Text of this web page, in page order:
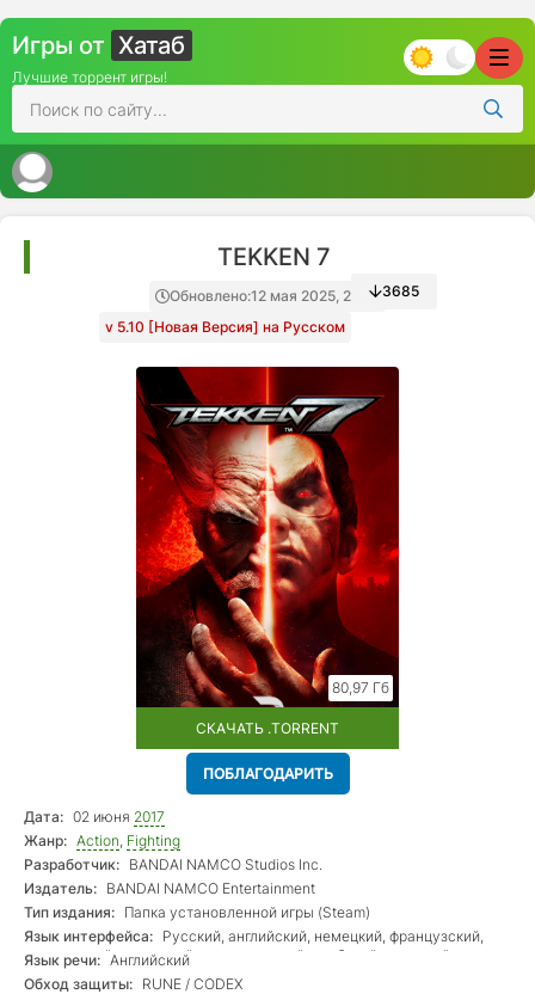
Игры от Хатаб
Лучшие торрент игры!
TEKKEN 7
Обновлено:12 мая 2025, 21:26
v 5.10 [Новая Версия] на Русском
3685
80,97 Гб
СКАЧАТЬ .TORRENT
ПОБЛАГОДАРИТЬ
Дата: 02 июня 2017
Жанр: Action, Fighting
Разработчик: BANDAI NAMCO Studios Inc.
Издатель: BANDAI NAMCO Entertainment
Тип издания: Папка установленной игры (Steam)
Язык интерфейса: Русский, английский, немецкий, французский,
итальянский, испанский, португальский, арабский, японский,
корейский, китайский
Язык речи: Английский
Обход защиты: RUNE / CODEX